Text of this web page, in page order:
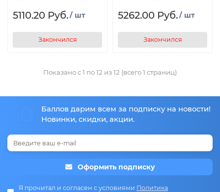
5110.20 Руб./ шт
Закончился
5262.00 Руб./ шт
Закончился
Показано с 1 по 12 из 12 (всего 1 страниц)
Баллов дарим всем за подписку на новости!
Новинки, скидки, акции.
Оформить подписку
Я прочитал и согласен с условиями Политика